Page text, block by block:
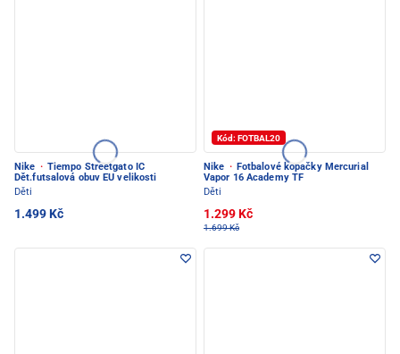
Nike · Tiempo Streetgato IC
Dět.futsalová obuv EU velikosti
Děti
1.499 Kč
Kód: FOTBAL20
Nike · Fotbalové kopačky Mercurial
Vapor 16 Academy TF
Děti
1.299 Kč
1.699 Kč